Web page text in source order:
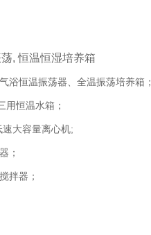
, 恒温恒湿培养箱
浴恒温振荡器、全温振荡培养箱；
用恒温水箱；
大容量离心机;
；
拌器；